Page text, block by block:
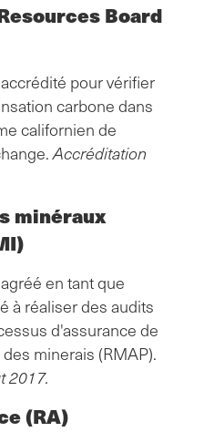
Board
pour vérifier
carbone dans
californien de
Accréditation
minéraux
en tant que
à réaliser des audits
d'assurance de
minerais (RMAP).
2017.
(RA)